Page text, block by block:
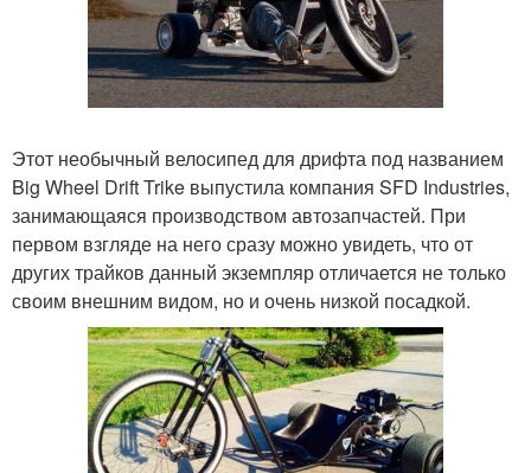
Этот необычный велосипед для дрифта под названием
Big Wheel Drift Trike выпустила компания SFD Industries,
занимающаяся производством автозапчастей. При
первом взгляде на него сразу можно увидеть, что от
других трайков данный экземпляр отличается не только
своим внешним видом, но и очень низкой посадкой.